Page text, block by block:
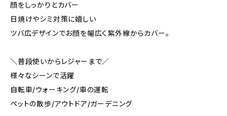
顔をしっかりとカバー
日焼けやシミ対策に嬉しい
ツバ広デザインでお顔を幅広く紫外線からカバー。
＼普段使いからレジャーまで／
様々なシーンで活躍
自転車/ウォーキング/車の運転
ペットの散歩/アウトドア/ガーデニング